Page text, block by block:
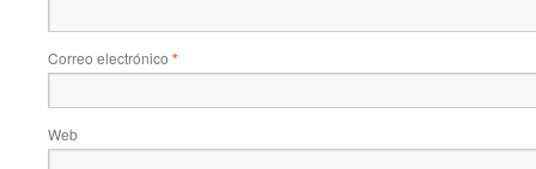
Correo electrónico *
Web